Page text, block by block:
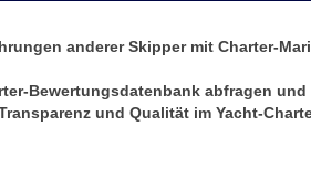
anderer Skipper mit Charter-
Bewertungsdatenbank abfragen
und Qualität im Yacht-